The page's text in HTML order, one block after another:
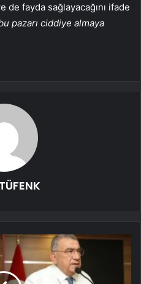
fayda sağlayacağını ifade
pazarı ciddiye almaya